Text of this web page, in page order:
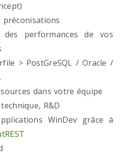
performances de vos
> PostGreSQL / Oracle /
dans votre équipe
R&D
WinDev grâce à